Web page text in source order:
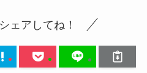
ェアしてね！